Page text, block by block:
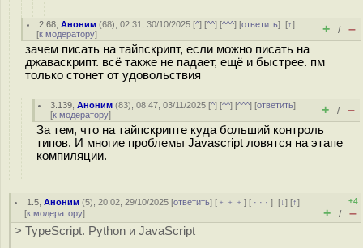
2.68 ,Аноним (68), 02:31, 30/10/2025 [^] [^^] [^^^] [ответить][↑]
[к модератору] + / –
зачем писать на тайпскрипт, если можно писать на
джаваскрипт. всё также не падает, ещё и быстрее. пм
только стонет от удовольствия
3.139 ,Аноним (83), 08:47, 03/11/2025 [^] [^^] [^^^] [ответить]
[к модератору] + / –
За тем, что на тайпскрипте куда больший контроль
типов. И многие проблемы Javascript ловятся на этапе
компиляции.
1.5 ,Аноним (5), 20:02, 29/10/2025 [ответить] [ ﹢﹢﹢] [ · · ·][↓] [↑]
[к модератору]
+4
+ / –
> TypeScript. Python и JavaScript